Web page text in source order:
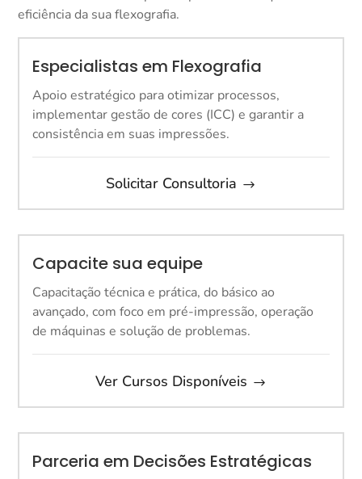
eficiência da sua flexografia.
Especialistas em Flexografia
Apoio estratégico para otimizar processos,
implementar gestão de cores (ICC) e garantir a
consistência em suas impressões.
Solicitar Consultoria
Capacite sua equipe
Capacitação técnica e prática, do básico ao
avançado, com foco em pré-impressão, operação
de máquinas e solução de problemas.
Ver Cursos Disponíveis
Parceria em Decisões Estratégicas